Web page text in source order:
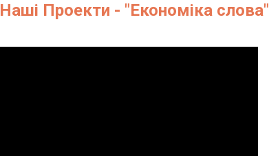
Наші Проекти - "Економіка слова"